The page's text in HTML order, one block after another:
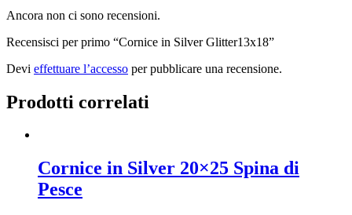
Ancora non ci sono recensioni.
Recensisci per primo “Cornice in Silver Glitter13x18”
Devi effettuare l’accesso per pubblicare una recensione.
Prodotti correlati
Cornice in Silver 20×25 Spina di
Pesce